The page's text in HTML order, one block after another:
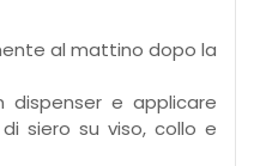
al mattino dopo la
dispenser e applicare
siero su viso, collo e